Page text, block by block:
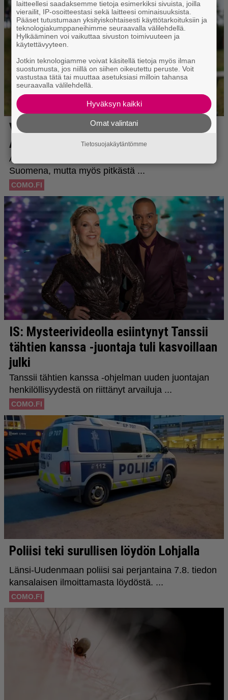
laitteellesi saadaksemme tietoja esimerkiksi sivuista, joilla
vierailit, IP-osoitteestasi sekä laitteesi ominaisuuksista.
Pääset tutustumaan yksityiskohtaisesti käyttötarkoituksiin ja
teknologiakumppaneihimme seuraavalla välilehdellä.
Hylkääminen voi vaikuttaa sivuston toimivuuteen ja
käytettävyyteen.
Jotkin teknologiamme voivat käsitellä tietoja myös ilman
suostumusta, jos niillä on siihen oikeutettu peruste. Voit
vastustaa tätä tai muuttaa asetuksiasi milloin tahansa
seuraavalla välilehdellä.
Hyväksyn kaikki
Omat valintani
Tietosuojakäytäntömme